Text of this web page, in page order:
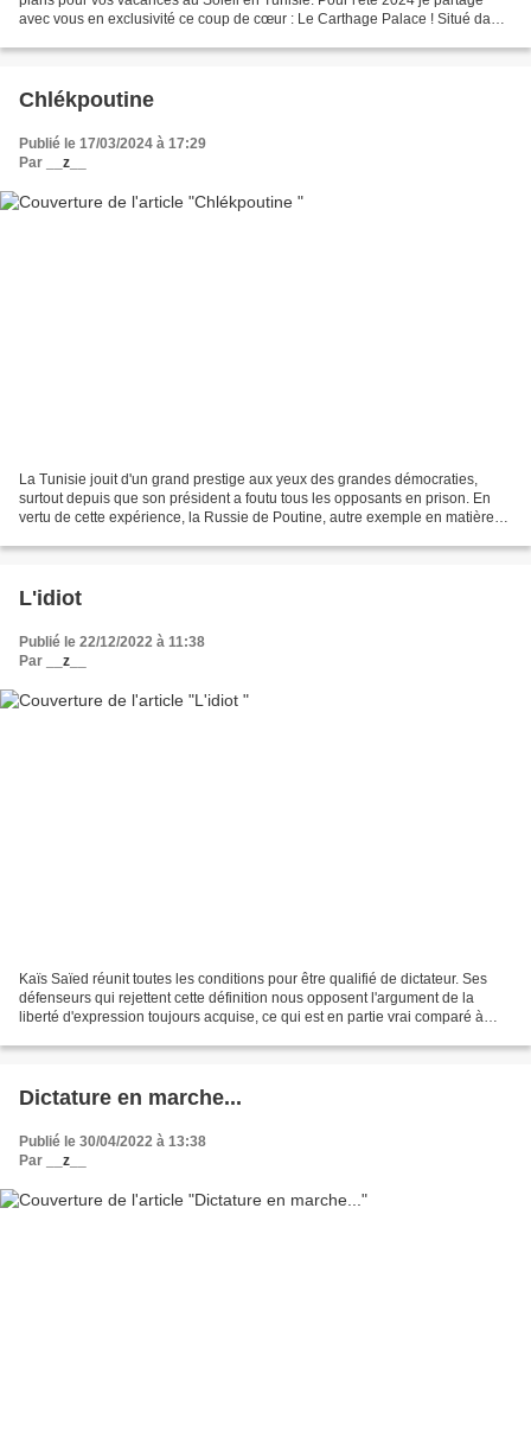
avec vous en exclusivité ce coup de cœur : Le Carthage Palace ! Situé dans
Chlékpoutine
Publié le 17/03/2024 à 17:29
Par
__z__
La Tunisie jouit d'un grand prestige aux yeux des grandes démocraties,
surtout depuis que son président a foutu tous les opposants en prison. En
vertu de cette expérience, la Russie de Poutine, autre exemple en matière
L'idiot
Publié le 22/12/2022 à 11:38
Par
__z__
Kaïs Saïed réunit toutes les conditions pour être qualifié de dictateur. Ses
défenseurs qui rejettent cette définition nous opposent l'argument de la
liberté d'expression toujours acquise, ce qui est en partie vrai comparé à
Dictature en marche...
Publié le 30/04/2022 à 13:38
Par
__z__